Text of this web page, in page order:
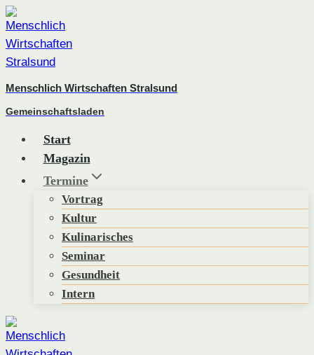
Zum
Inhalt
springen
Menschlich Wirtschaften Stralsund
Gemeinschaftsladen
Start
Magazin
Termine
Vortrag
Kultur
Kulinarisches
Seminar
Gesundheit
Intern